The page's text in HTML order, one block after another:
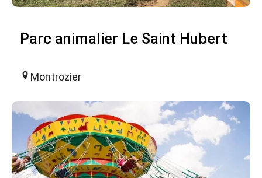
Parc animalier Le Saint Hubert
Montrozier